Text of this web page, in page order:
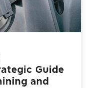
Guide
and